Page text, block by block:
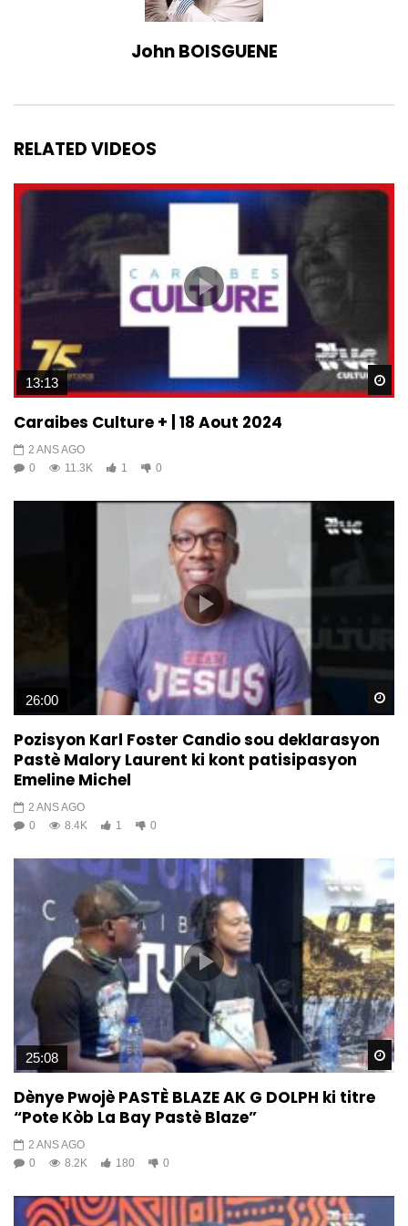
John BOISGUENE
RELATED VIDEOS
13:13
Caraibes Culture + | 18 Aout 2024
2 ANS AGO
0
11.3K 1 0
26:00
Pozisyon Karl Foster Candio sou deklarasyon
Pastè Malory Laurent ki kont patisipasyon
Emeline Michel
2 ANS AGO
0
8.4K 1 0
25:08
Dènye Pwojè PASTÈ BLAZE AK G DOLPH ki titre
“Pote Kòb La Bay Pastè Blaze”
2 ANS AGO
0
8.2K 180 0